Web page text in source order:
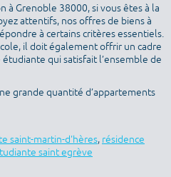
à Grenoble 38000, si vous êtes à la
attentifs, nos offres de biens à
à certains critères essentiels.
il doit également offrir un cadre
qui satisfait l’ensemble de
grande quantité d’appartements
saint-martin-d'hères, résidence
saint egrève